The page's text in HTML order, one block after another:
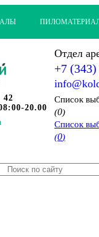
42
20.00
Отдел
+7
Cписок
(0)
Cписок
(0)